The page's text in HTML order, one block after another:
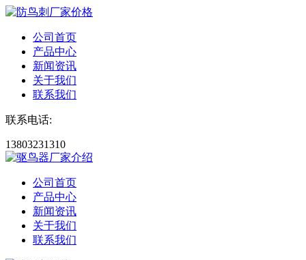
公司首页
产品中心
新闻资讯
关于我们
联系我们
联系电话:
13803231310
公司首页
产品中心
新闻资讯
关于我们
联系我们